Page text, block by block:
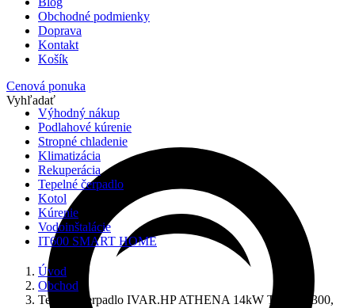
Obchodné podmienky
Doprava
Kontakt
Košík
Cenová ponuka
Vyhľadať
Výhodný nákup
Podlahové kúrenie
Stropné chladenie
Klimatizácia
Rekuperácia
Tepelné čerpadlo
Kotol
Kúrenie
Vodoinštalácie
IT600 SMART HOME
Úvod
Obchod
Tepelné čerpadlo IVAR.HP ATHENA 14kW TOTAL 300,